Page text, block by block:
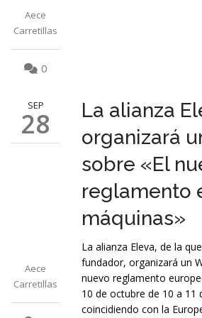
Aece
Carretillas
0
SEP
28
Aece
Carretillas
La alianza
organizará
sobre «El
reglamento
máquinas»
La alianza Eleva, de la
fundador, organizará un
nuevo reglamento
10 de octubre de 10 a 11
coincidiendo con la